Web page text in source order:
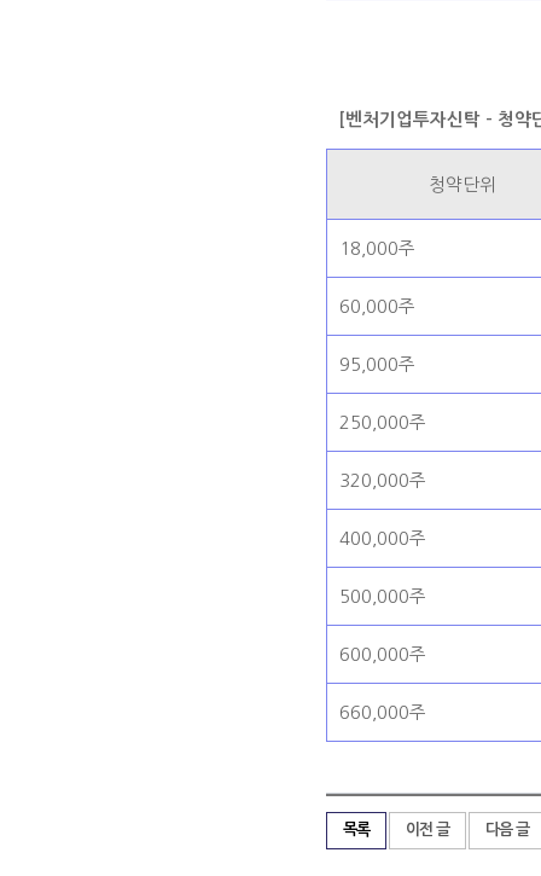
[벤처기업투자신탁 - 청
청약단위
18,000주
60,000주
95,000주
250,000주
320,000주
400,000주
500,000주
600,000주
660,000주
목록 이전 글 다음 글